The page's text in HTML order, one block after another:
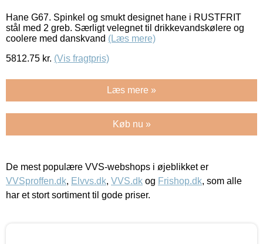
Hane G67. Spinkel og smukt designet hane i RUSTFRIT
stål med 2 greb. Særligt velegnet til drikkevandskølere og
coolere med danskvand (Læs mere)
5812.75 kr. (Vis fragtpris)
Læs mere »
Køb nu »
De mest populære VVS-webshops i øjeblikket er
VVSproffen.dk, Elvvs.dk, VVS.dk og Frishop.dk, som alle
har et stort sortiment til gode priser.